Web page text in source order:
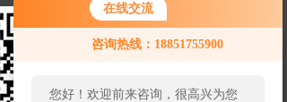
在线交流
咨询热线：18851755900
您好！欢迎前来咨询，很高兴为您